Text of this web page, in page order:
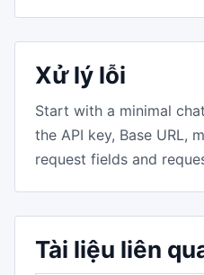
Xử lý lỗi
Start with a minimal
the API key, Base URL,
request fields and
Tài liệu liên